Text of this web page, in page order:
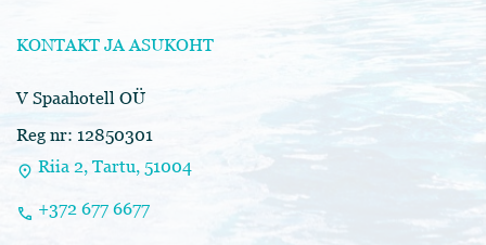
KONTAKT JA ASUKOHT
V Spaahotell OÜ
Reg nr: 12850301
location_on Riia 2, Tartu, 51004
call +372 677 6677